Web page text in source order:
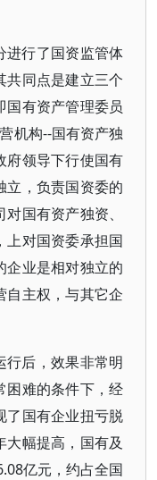
进行了国资监管体
共同点是建立三个
国有资产管理委员
机构--国有资产独
府领导下行使国有
立，负责国资委的
国有资产独资、
上对国资委承担国
企业是相对独立的
自主权，与其它企
行后，效果非常明
困难的条件下，经
了国有企业扭亏脱
幅提高，国有及
亿元，约占全国